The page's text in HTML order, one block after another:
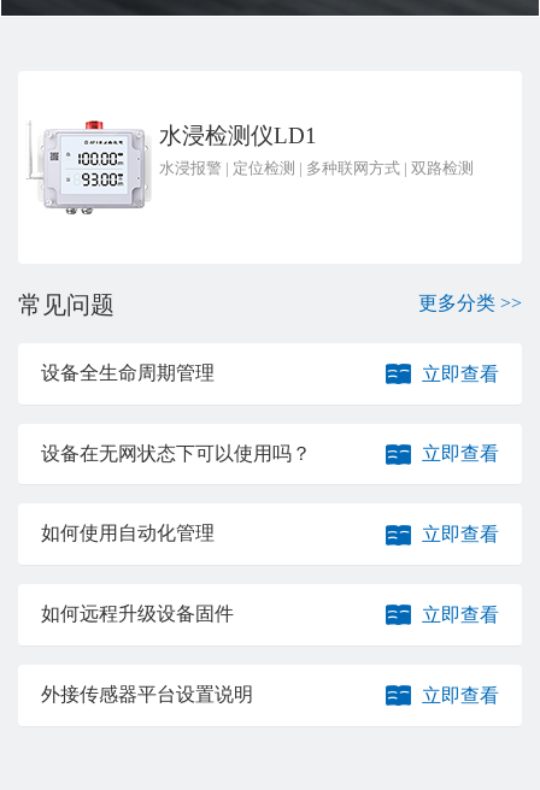
水浸检测仪LD1
水浸报警 | 定位检测 | 多种联网方式 | 双路检测
常见问题 更多分类 >>
设备全生命周期管理 立即查看
设备在无网状态下可以使用吗？ 立即查看
如何使用自动化管理 立即查看
如何远程升级设备固件 立即查看
外接传感器平台设置说明 立即查看